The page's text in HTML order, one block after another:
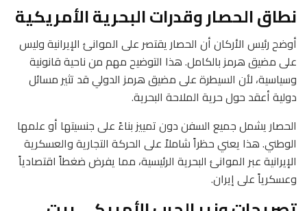
نطاق الحصار وقدرات البحرية الأمريكية
أوضح رئيس الأركان أن الحصار يقتصر على الموانئ الإيرانية وليس
على مضيق هرمز بالكامل. هذا التوضيح مهم من ناحية قانونية
وسياسية، لأن السيطرة على مضيق هرمز الدولي قد تثير مسائل
دولية أعقد حول حرية الملاحة البحرية.
الحصار يشمل جميع السفن دون تمييز بناءً على جنسيتها أو علمها
الوطني. هذا يعني حظراً شاملاً على الحركة التجارية والعسكرية
الإيرانية عبر الموانئ البحرية الرئيسية، مما يفرض ضغطاً اقتصادياً
وعسكرياً على إيران.